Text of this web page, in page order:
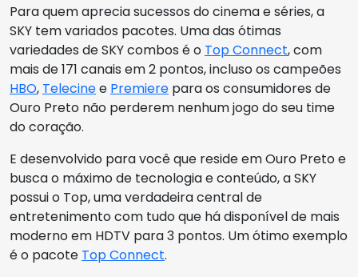
Para quem aprecia sucessos do cinema e séries, a
SKY tem variados pacotes. Uma das ótimas
variedades de SKY combos é o Top Connect, com
mais de 171 canais em 2 pontos, incluso os campeões
HBO, Telecinee Premiere para os consumidores de
Ouro Preto não perderem nenhum jogo do seu time
do coração.
E desenvolvido para você que reside em Ouro Preto e
busca o máximo de tecnologia e conteúdo, a SKY
possui o Top, uma verdadeira central de
entretenimento com tudo que há disponível de mais
moderno em HDTV para 3 pontos. Um ótimo exemplo
é o pacote Top Connect.